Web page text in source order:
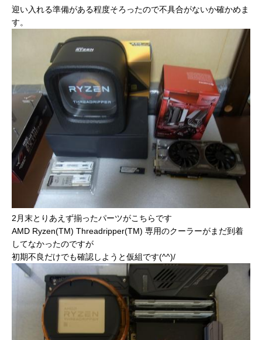
迎い入れる準備がある程度そろったので不具合がないか確かめま
す。
2月末とりあえず揃ったパーツがこちらです
AMD Ryzen(TM) Threadripper(TM) 専用のクーラーがまだ到着
してなかったのですが
初期不良だけでも確認しようと仮組です(^^)/